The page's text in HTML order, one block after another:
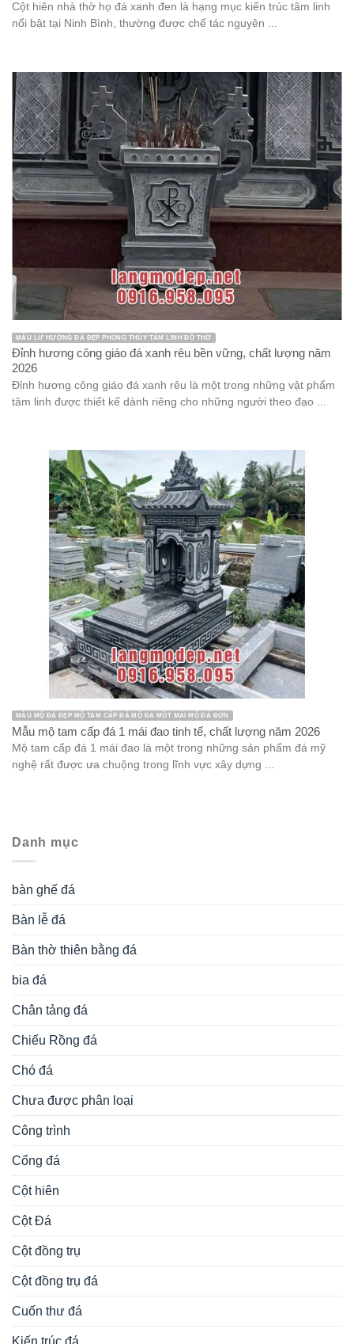
Cột hiên nhà thờ họ đá xanh đen là hạng mục kiến trúc tâm linh
nổi bật tại Ninh Bình, thường được chế tác nguyên ...
MẪU LƯ HƯƠNG ĐÁ ĐẸP PHONG THỦY TÂM LINH ĐỒ THỜ
Đỉnh hương công giáo đá xanh rêu bền vững, chất lượng năm
2026
Đỉnh hương công giáo đá xanh rêu là một trong những vật phẩm
tâm linh được thiết kế dành riêng cho những người theo đạo ...
MẪU MỘ ĐÁ ĐẸP MỘ TAM CẤP ĐÁ MỘ ĐÁ MỘT MÁI MỘ ĐÁ ĐƠN
Mẫu mộ tam cấp đá 1 mái đao tinh tế, chất lượng năm 2026
Mộ tam cấp đá 1 mái đao là một trong những sản phẩm đá mỹ
nghệ rất được ưa chuộng trong lĩnh vực xây dựng ...
Danh mục
bàn ghế đá
Bàn lễ đá
Bàn thờ thiên bằng đá
bia đá
Chân tảng đá
Chiếu Rồng đá
Chó đá
Chưa được phân loại
Công trình
Cổng đá
Cột hiên
Cột Đá
Cột đồng trụ
Cột đồng trụ đá
Cuốn thư đá
Kiến trúc đá